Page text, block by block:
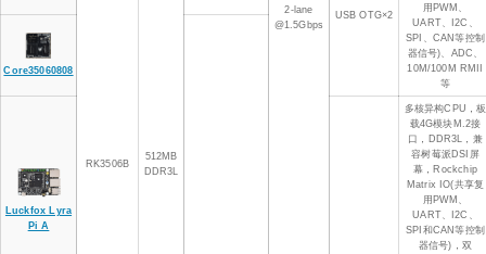
2-lane
@1.5Gbps
RK3506B
512MB
DDR3L
USB OTG×2
用PWM、
UART、I2C、
SPI、CAN等控制
器信号)、ADC、
10M/100M RMII
等
Core35060808
Luckfox Lyra
Pi A
多核异构CPU，板
载4G模块M.2接
口，DDR3L，兼
容树莓派DSI屏
幕，Rockchip
Matrix IO(共享复
用PWM、
UART、I2C、
SPI和CAN等控制
器信号)，双